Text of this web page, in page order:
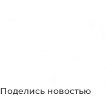
Поделись новостью